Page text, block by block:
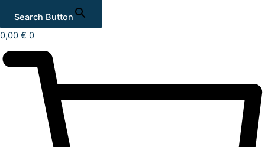
Search Button
0,00 € 0